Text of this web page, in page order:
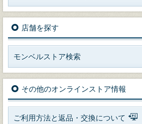
店舗を探す
モンベルストア検索
その他のオンラインストア情報
ご利用方法と返品・交換について